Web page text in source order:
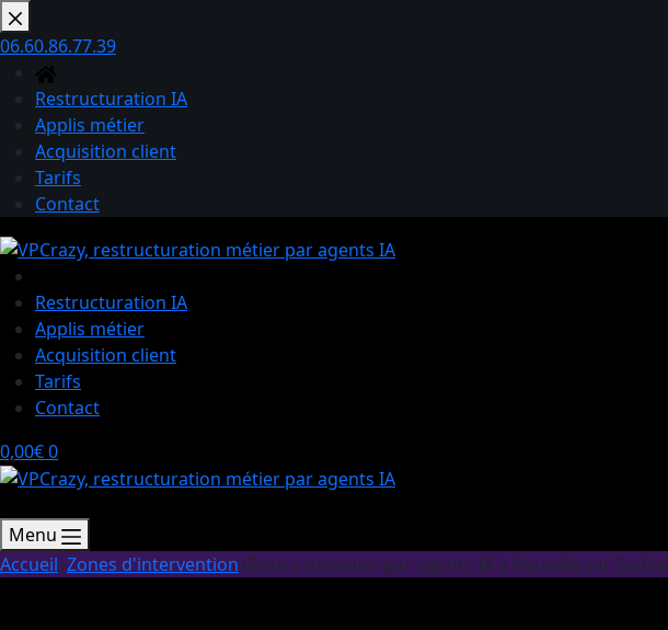
Passer
au
contenu
06.60.86.77.39
Restructuration IA
Applis métier
Acquisition client
Tarifs
Contact
Restructuration IA
Applis métier
Acquisition client
Tarifs
Contact
Panier
d’achat
0,00€0
Menu
Accueil Zones d'intervention Restructuration par agents IA à Neuville-sur-Saône